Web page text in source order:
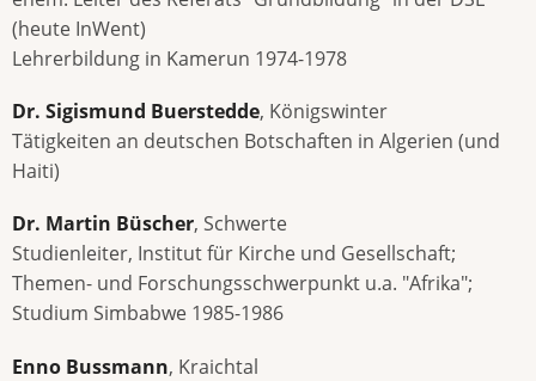
(heute InWent)
Lehrerbildung in Kamerun 1974-1978
Dr. Sigismund Buerstedde, Königswinter
Tätigkeiten an deutschen Botschaften in Algerien (und
Haiti)
Dr. Martin Büscher, Schwerte
Studienleiter, Institut für Kirche und Gesellschaft;
Themen- und Forschungsschwerpunkt u.a. "Afrika";
Studium Simbabwe 1985-1986
Enno Bussmann, Kraichtal